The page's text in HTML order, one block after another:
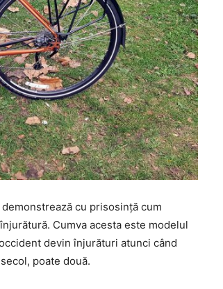
cu prisosință cum
Cumva acesta este modelul
devin înjurături atunci când
poate două.